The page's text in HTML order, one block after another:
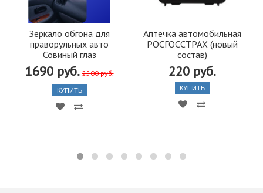
Зеркало обгона для
праворульных авто
Совиный глаз
1690 руб. 2500 руб.
КУПИТЬ
Аптечка автомобильная
РОСГОССТРАХ (новый
состав)
220 руб.
КУПИТЬ